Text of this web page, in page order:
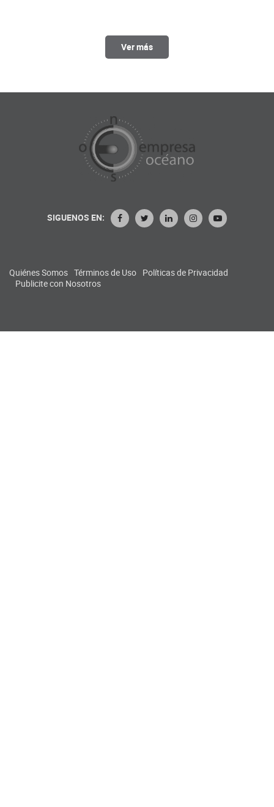
Ver más
SIGUENOS EN:
Quiénes Somos Términos de Uso Políticas de Privacidad
Publicite con Nosotros